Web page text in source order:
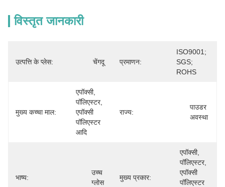
विस्तृत जानकारी
उत्पत्ति के प्लेस: चेंगदू प्रमाणन:
ISO9001;
SGS;
ROHS
मुख्य कच्चा माल:
एपॉक्सी,
पॉलिएस्टर,
एपॉक्सी
पॉलिएस्टर
आदि
राज्य:
पाउडर
अवस्था
भाष्य:
उच्च
ग्लोस
मुख्य प्रकार:
एपॉक्सी,
पॉलिएस्टर,
एपॉक्सी
पॉलिएस्टर